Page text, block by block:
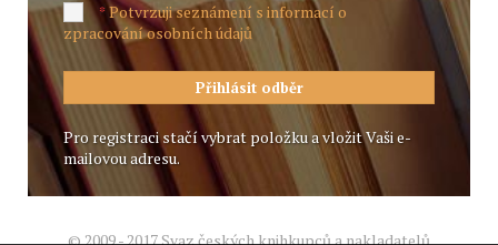
*Potvrzuji seznámení s informací o
zpracování osobních údajů
Pro registraci stačí vybrat položku a vložit Vaši e-
mailovou adresu.
© 2009 - 2017 Svaz českých knihkupců a nakladatelů